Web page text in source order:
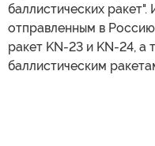
баллистических
отправленным в
ракет KN-23 и KN-24, а
баллистическим